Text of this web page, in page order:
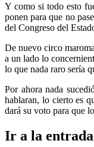
Y como si todo esto
ponen para que no
del Congreso del
De nuevo circo
a un lado lo
lo que nada raro sería
Por ahora nada
hablaran, lo cierto es
dará su voto para que
Ir a la entrada